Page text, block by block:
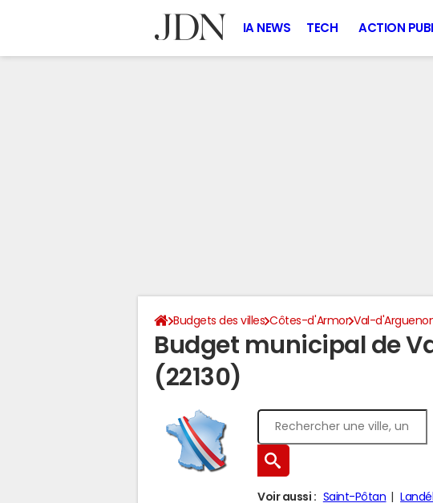
IA NEWS TECH ACTION
Budgets des villes Côtes-d'Armor Val-
Budget municipal de
(22130)
Voir aussi : Saint-Pôtan